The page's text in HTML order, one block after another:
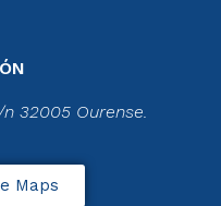
32005 Ourense.
Maps